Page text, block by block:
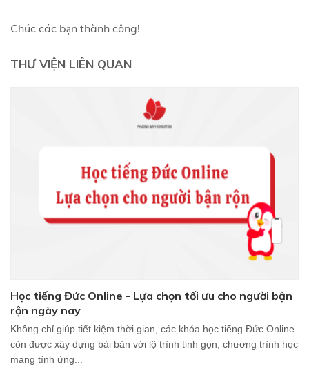
Chúc các bạn thành công!
THƯ VIỆN LIÊN QUAN
Học tiếng Đức Online - Lựa chọn tối ưu cho người bận
rộn ngày nay
Không chỉ giúp tiết kiệm thời gian, các khóa học tiếng Đức Online
còn được xây dựng bài bản với lộ trình tinh gọn, chương trình học
mang tính ứng...